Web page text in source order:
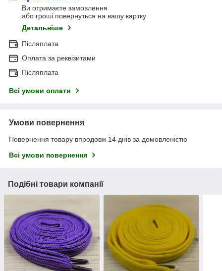
Ви отримаєте замовлення
або гроші повернуться на вашу картку
Детальніше
Післяплата
Оплата за реквізитами
Післяплата
Всі умови оплати
Умови повернення
Повернення товару впродовж 14 днів за домовленістю
Всі умови повернення
Подібні товари компанії